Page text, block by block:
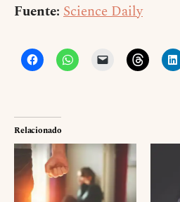
Fuente: Science Daily
Relacionado